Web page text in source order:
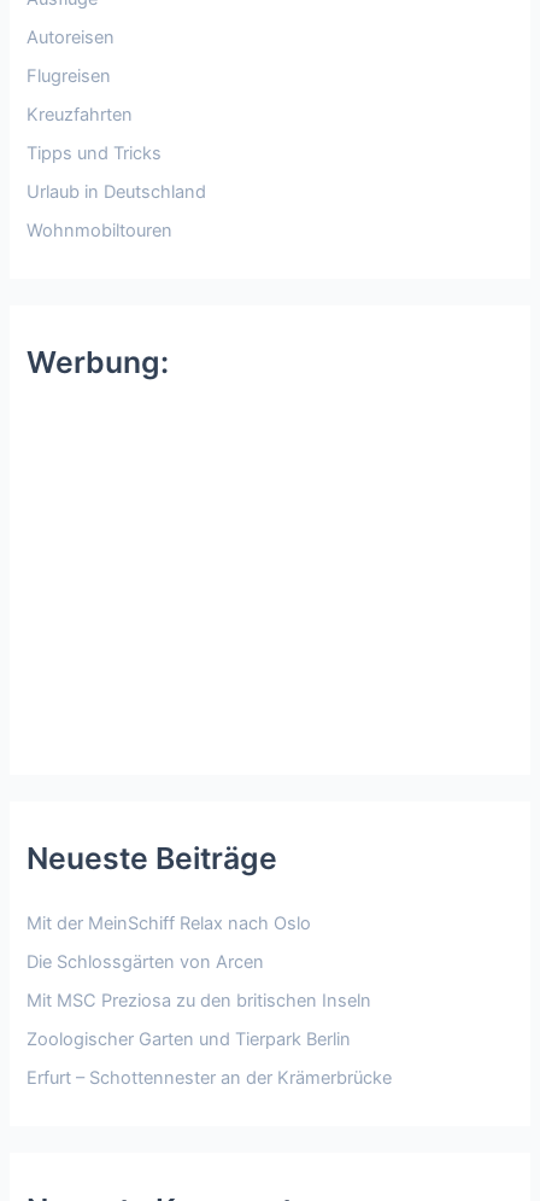
Autoreisen
Flugreisen
Kreuzfahrten
Tipps und Tricks
Urlaub in Deutschland
Wohnmobiltouren
Werbung:
Neueste Beiträge
Mit der MeinSchiff Relax nach Oslo
Die Schlossgärten von Arcen
Mit MSC Preziosa zu den britischen Inseln
Zoologischer Garten und Tierpark Berlin
Erfurt – Schottennester an der Krämerbrücke